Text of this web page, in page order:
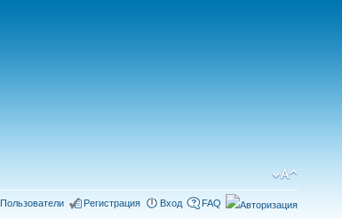
Пользователи Регистрация Вход FAQ